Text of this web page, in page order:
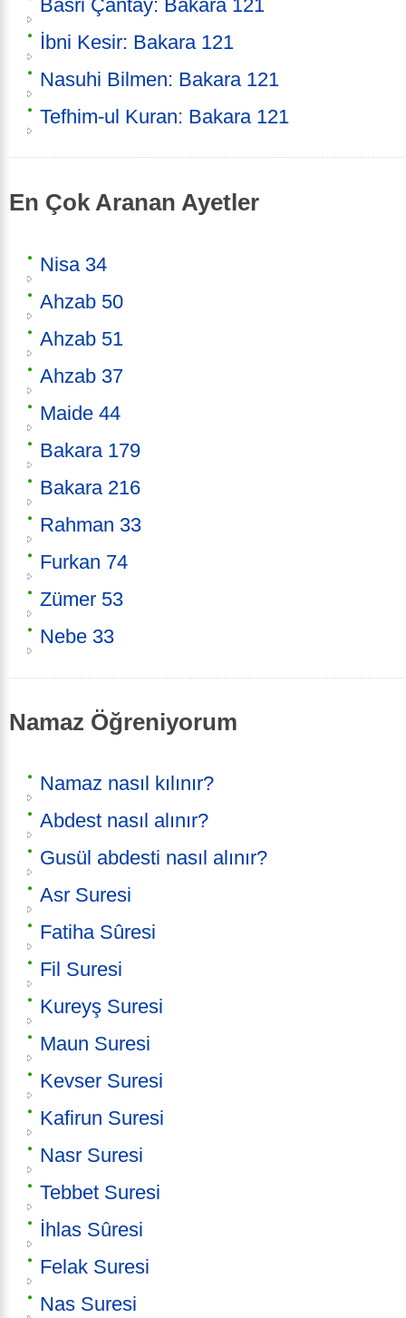
Basri Çantay: Bakara 121
İbni Kesir: Bakara 121
Nasuhi Bilmen: Bakara 121
Tefhim-ul Kuran: Bakara 121
En Çok Aranan Ayetler
Nisa 34
Ahzab 50
Ahzab 51
Ahzab 37
Maide 44
Bakara 179
Bakara 216
Rahman 33
Furkan 74
Zümer 53
Nebe 33
Namaz Öğreniyorum
Namaz nasıl kılınır?
Abdest nasıl alınır?
Gusül abdesti nasıl alınır?
Asr Suresi
Fatiha Sûresi
Fil Suresi
Kureyş Suresi
Maun Suresi
Kevser Suresi
Kafirun Suresi
Nasr Suresi
Tebbet Suresi
İhlas Sûresi
Felak Suresi
Nas Suresi